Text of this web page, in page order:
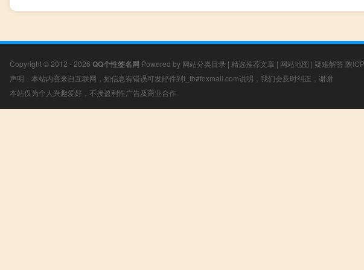
Copyright © 2012 - 2026 QQ个性签名网 Powered by 网站分类目录 | 精选推荐文章 | 网站地图 | 疑难解答 陕
声明：本站内容来自互联网，如信息有错误可发邮件到f_fb#foxmail.com说明，我们会及时纠正，谢谢
本站仅为个人兴趣爱好，不接盈利性广告及商业合作